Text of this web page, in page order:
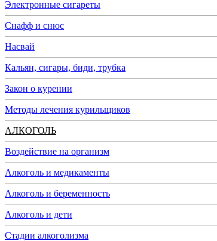
Электронные сигареты
Снафф и снюс
Насвай
Кальян, сигары, биди, трубка
Закон о курении
Методы лечения курильщиков
АЛКОГОЛЬ
Воздействие на организм
Алкоголь и медикаменты
Алкоголь и беременность
Алкоголь и дети
Стадии алкоголизма